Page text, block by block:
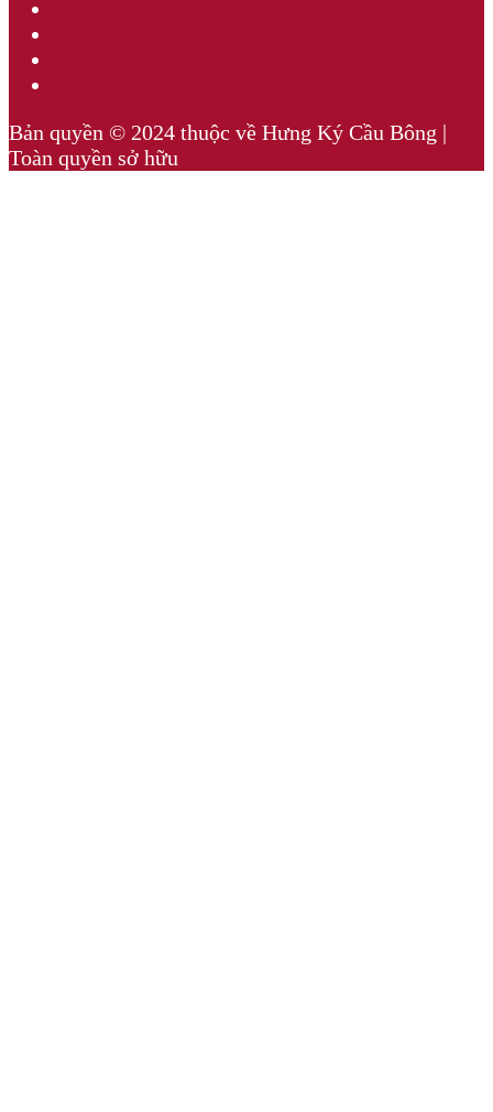
Bản quyền © 2024 thuộc về Hưng Ký Cầu Bông |
Toàn quyền sở hữu